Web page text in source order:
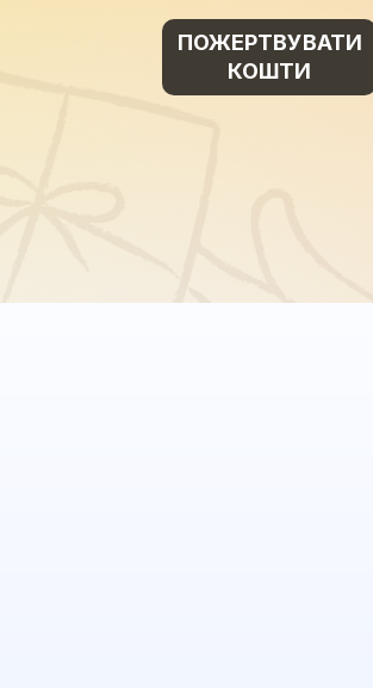
ПОЖЕРТВУВАТИ
КОШТИ